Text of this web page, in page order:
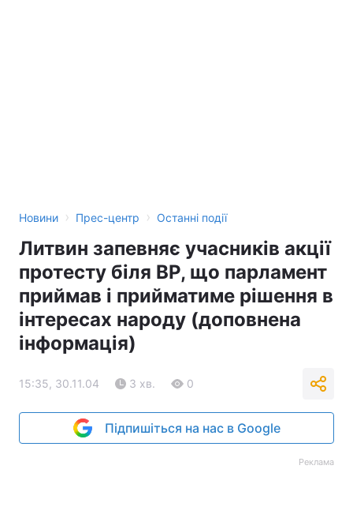
Новини › Прес-центр › Останні події
Литвин запевняє учасників акції
протесту біля ВР, що парламент
приймав і прийматиме рішення в
інтересах народу (доповнена
інформація)
15:35, 30.11.04 3 хв. 0
Підпишіться на нас в Google
Реклама